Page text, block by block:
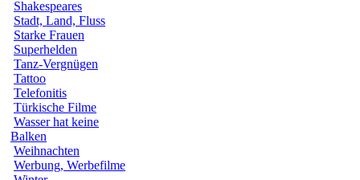
Shakespeares
Stadt, Land, Fluss
Starke Frauen
Superhelden
Tanz-Vergnügen
Tattoo
Telefonitis
Türkische Filme
Wasser hat keine
Balken
Weihnachten
Werbung, Werbefilme